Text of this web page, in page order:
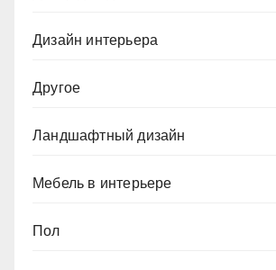
Дизайн интерьера
Другое
Ландшафтный дизайн
Мебель в интерьере
Пол